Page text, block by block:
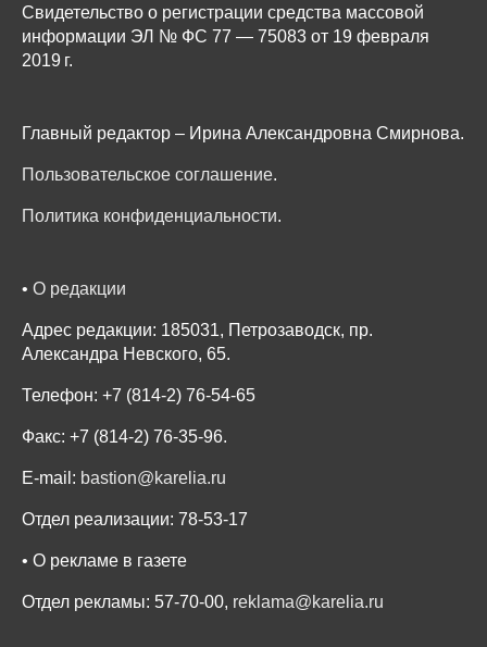
Свидетельство о регистрации средства массовой
информации ЭЛ № ФС 77 — 75083 от 19 февраля
2019 г.
Главный редактор – Ирина Александровна Смирнова.
Пользовательское соглашение.
Политика конфиденциальности.
• О редакции
Адрес редакции: 185031, Петрозаводск, пр.
Александра Невского, 65.
Телефон: +7 (814-2) 76-54-65
Факс: +7 (814-2) 76-35-96.
E-mail: bastion@karelia.ru
Отдел реализации: 78-53-17
• О рекламе в газете
Отдел рекламы: 57-70-00, reklama@karelia.ru